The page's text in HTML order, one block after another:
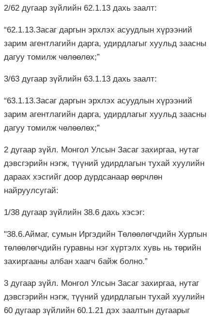
2/62 дугаар зүйлийн 62.1.13 дахь заалт:
“62.1.13.Засаг даргын эрхлэх асуудлын хүрээний
зарим агентлагийн дарга, удирдлагыг хуульд заасны
дагуу томилж чөлөөлөх;”
3/63 дугаар зүйлийн 63.1.13 дахь заалт:
“63.1.13.Засаг даргын эрхлэх асуудлын хүрээний
зарим агентлагийн дарга, удирдлагыг хуульд заасны
дагуу томилж чөлөөлөх;”
2 дугаар зүйл. Монгол Улсын Засаг захиргаа, нутаг
дэвсгэрийн нэгж, түүний удирдлагын тухай хуулийн
дараах хэсгийг доор дурдсанаар өөрчлөн
найруулсугай:
1/38 дугаар зүйлийн 38.6 дахь хэсэг:
"38.6.Аймаг, сумын Иргэдийн Төлөөлөгчдийн Хурлын
төлөөлөгчдийн гуравны нэг хүртэлх хувь нь төрийн
захиргааны албан хаагч байж болно.”
3 дугаар зүйл. Монгол Улсын Засаг захиргаа, нутаг
дэвсгэрийн нэгж, түүний удирдлагын тухай хуулийн
60 дугаар зүйлийн 60.1.21 дэх заалтын дугаарыг